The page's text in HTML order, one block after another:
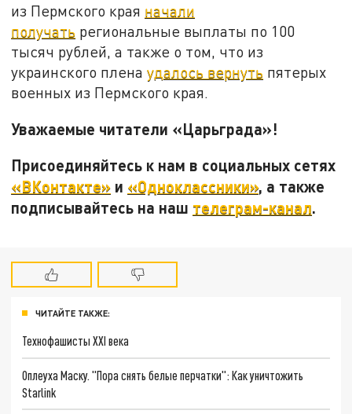
из Пермского края начали
получать региональные выплаты по 100
тысяч рублей, а также о том, что из
украинского пленаудалось вернуть пятерых
военных из Пермского края.
Уважаемые читатели «Царьграда»!
Присоединяйтесь к нам в социальных сетях
«ВКонтакте» и «Одноклассники», а также
подписывайтесь на наш телеграм-канал.
ЧИТАЙТЕ ТАКЖЕ:
Технофашисты XXI века
Оплеуха Маску. "Пора снять белые перчатки": Как уничтожить
Starlink